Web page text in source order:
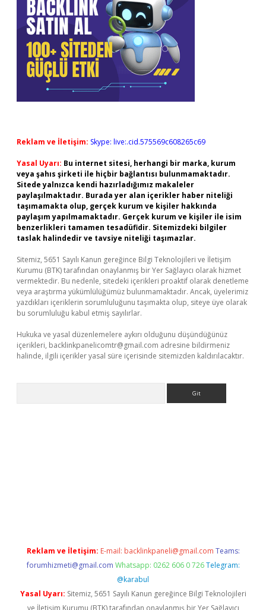
Reklam ve İletişim: Skype: live:.cid.575569c608265c69
Yasal Uyarı: Bu internet sitesi, herhangi bir marka, kurum
veya şahıs şirketi ile hiçbir bağlantısı bulunmamaktadır.
Sitede yalnızca kendi hazırladığımız makaleler
paylaşılmaktadır. Burada yer alan içerikler haber niteliği
taşımamakta olup, gerçek kurum ve kişiler hakkında
paylaşım yapılmamaktadır. Gerçek kurum ve kişiler ile isim
benzerlikleri tamamen tesadüfidir. Sitemizdeki bilgiler
taslak halindedir ve tavsiye niteliği taşımazlar.
Sitemiz, 5651 Sayılı Kanun gereğince Bilgi Teknolojileri ve İletişim
Kurumu (BTK) tarafından onaylanmış bir Yer Sağlayıcı olarak hizmet
vermektedir. Bu nedenle, sitedeki içerikleri proaktif olarak denetleme
veya araştırma yükümlülüğümüz bulunmamaktadır. Ancak, üyelerimiz
yazdıkları içeriklerin sorumluluğunu taşımakta olup, siteye üye olarak
bu sorumluluğu kabul etmiş sayılırlar.
Hukuka ve yasal düzenlemelere aykırı olduğunu düşündüğünüz
içerikleri, backlinkpanelicomtr@gmail.com adresine bildirmeniz
halinde, ilgili içerikler yasal süre içerisinde sitemizden kaldırılacaktır.
Reklam ve İletişim: E-mail: backlinkpaneli@gmail.com Teams:
forumhizmeti@gmail.com Whatsapp: 0262 606 0 726 Telegram:
@karabul
Yasal Uyarı: Sitemiz, 5651 Sayılı Kanun gereğince Bilgi Teknolojileri
ve İletişim Kurumu (BTK) tarafından onaylanmış bir Yer Sağlayıcı